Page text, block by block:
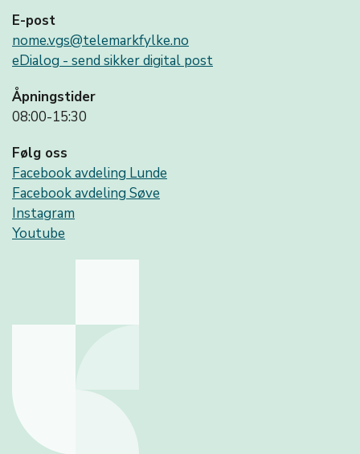
E-post
nome.vgs@telemarkfylke.no
eDialog - send sikker digital post
Åpningstider
08:00-15:30
Følg oss
Facebook avdeling Lunde
Facebook avdeling Søve
Instagram
Youtube